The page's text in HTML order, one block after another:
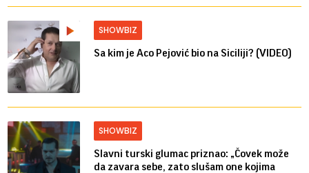
SHOWBIZ
Sa kim je Aco Pejović bio na Siciliji? (VIDEO)
SHOWBIZ
Slavni turski glumac priznao: „Čovek može
da zavara sebe, zato slušam one kojima